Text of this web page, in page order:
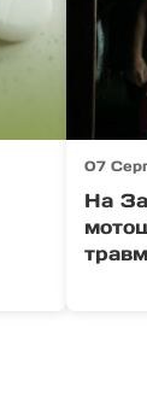
07
На